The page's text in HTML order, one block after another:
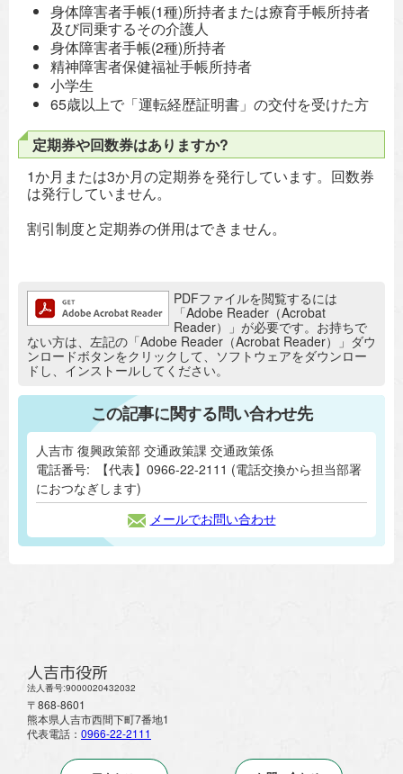
身体障害者手帳(1種)所持者または療育手帳所持者
及び同乗するその介護人
身体障害者手帳(2種)所持者
精神障害者保健福祉手帳所持者
小学生
65歳以上で「運転経歴証明書」の交付を受けた方
定期券や回数券はありますか?
1か月または3か月の定期券を発行しています。回数券
は発行していません。
割引制度と定期券の併用はできません。
追加情報：PDFファイルPDFファイルを閲覧するには
「Adobe Reader（Acrobat
Reader）」が必要です。お持ちで
ない方は、左記の「Adobe Reader（Acrobat Reader）」ダウ
ンロードボタンをクリックして、ソフトウェアをダウンロー
ドし、インストールしてください。
この記事に関する問い合わせ先
人吉市 復興政策部 交通政策課 交通政策係
電話番号:
【代表】0966-22-2111 (電話交換から担当部署
におつなぎします)
メールでお問い合わせ
人吉市役所
法人番号:9000020432032
〒868-8601
熊本県人吉市西間下町7番地1
代表電話： 0966-22-2111